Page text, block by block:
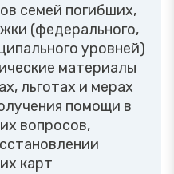
семей погибших,
(федерального,
уровней)
материалы
льготах и мерах
помощи в
вопросов,
карт